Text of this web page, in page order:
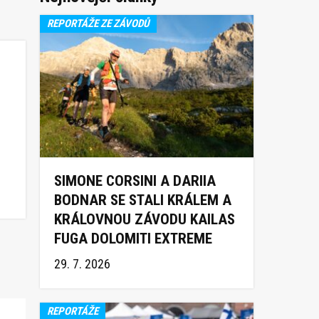
REPORTÁŽE ZE ZÁVODŮ
SIMONE CORSINI A DARIIA
BODNAR SE STALI KRÁLEM A
KRÁLOVNOU ZÁVODU KAILAS
FUGA DOLOMITI EXTREME
TRAIL 2026
29. 7. 2026
REPORTÁŽE